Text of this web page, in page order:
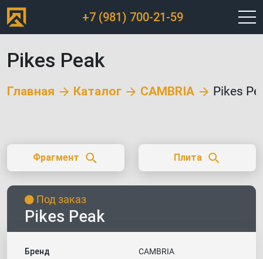
+7 (981) 700-21-59
Pikes Peak
Главная Каталог CAMBRIA Pikes
Фрагмент Плита
Под заказ
Pikes Peak
Бренд
CAMBRIA